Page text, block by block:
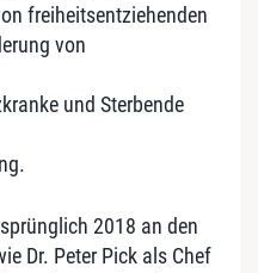
freiheitsentziehenden
von
und Sterbende
2018 an den
Dr. Peter Pick als Chef